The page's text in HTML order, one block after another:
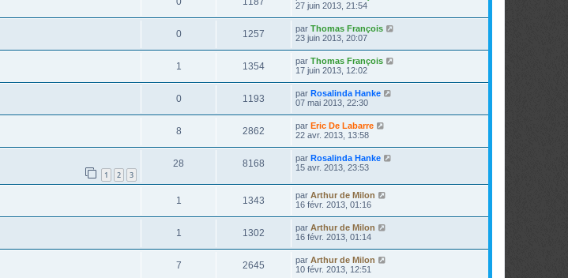
27 juin 2013, 21:54
0 1257 par Thomas François
23 juin 2013, 20:07
1 1354 par Thomas François
17 juin 2013, 12:02
0 1193 par Rosalinda Hanke
07 mai 2013, 22:30
8 2862 par Eric De Labarre
22 avr. 2013, 13:58
1 2 3
28 8168 par Rosalinda Hanke
15 avr. 2013, 23:53
1 1343 par Arthur de Milon
16 févr. 2013, 01:16
1 1302 par Arthur de Milon
16 févr. 2013, 01:14
7 2645 par Arthur de Milon
10 févr. 2013, 12:51